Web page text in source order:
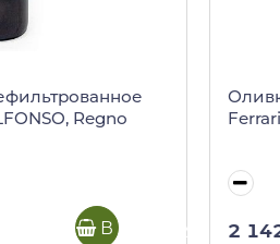
Regno
В корзину 2